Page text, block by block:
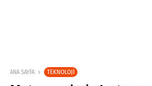
ANA SAYFA TEKNOLOJI